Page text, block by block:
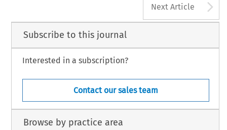
Next Article
Subscribe to this journal
Interested in a subscription?
Contact our sales team
Browse by practice area